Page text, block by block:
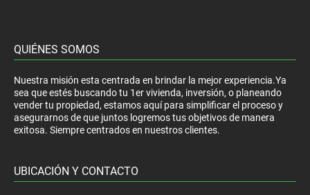
QUIÉNES SOMOS
Nuestra misión esta centrada en brindar la mejor experiencia.Ya
sea que estés buscando tu 1er vivienda, inversión, o planeando
vender tu propiedad, estamos aquí para simplificar el proceso y
asegurarnos de que juntos logremos tus objetivos de manera
exitosa. Siempre centrados en nuestros clientes.
UBICACIÓN Y CONTACTO